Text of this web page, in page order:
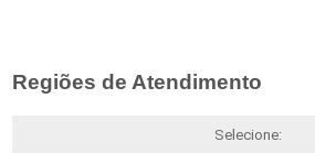
Regiões de Atendimento
Selecione: